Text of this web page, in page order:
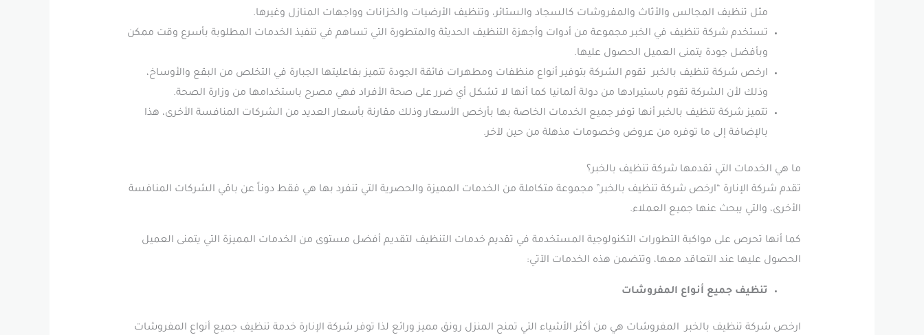
مثل تنظيف المجالس والأثاث والمفروشات كالسجاد والستائر، وتنظيف الأرضيات والخزانات وواجهات المنازل وغيرها.
تستخدم شركة تنظيف في الخبر مجموعة من أدوات وأجهزة التنظيف الحديثة والمتطورة التي تساهم في تنفيذ الخدمات المطلوبة بأسرع وقت ممكن
وبأفضل جودة يتمنى العميل الحصول عليها.
ارخص شركة تنظيف بالخبر تقوم الشركة بتوفير أنواع منظفات ومطهرات فائقة الجودة تتميز بفاعليتها الجبارة في التخلص من البقع والأوساخ،
وذلك لأن الشركة تقوم باستيرادها من دولة ألمانيا كما أنها لا تشكل أي ضرر على صحة الأفراد فهي مصرح باستخدامها من وزارة الصحة.
تتميز شركة تنظيف بالخبر أنها توفر جميع الخدمات الخاصة بها بأرخص الأسعار وذلك مقارنة بأسعار العديد من الشركات المنافسة الأخرى، هذا
بالإضافة إلى ما توفره من عروض وخصومات مذهلة من حين لآخر.
ما هي الخدمات التي تقدمها شركة تنظيف بالخبر؟
تقدم شركة الإنارة “ارخص شركة تنظيف بالخبر” مجموعة متكاملة من الخدمات المميزة والحصرية التي تنفرد بها هي فقط دوناً عن باقي الشركات المنافسة
الأخرى، والتي يبحث عنها جميع العملاء.
كما أنها تحرص على مواكبة التطورات التكنولوجية المستخدمة في تقديم خدمات التنظيف لتقديم أفضل مستوى من الخدمات المميزة التي يتمنى العميل
الحصول عليها عند التعاقد معها، وتتضمن هذه الخدمات الآتي:
تنظيف جميع أنواع المفروشات
ارخص شركة تنظيف بالخبر المفروشات هي من أكثر الأشياء التي تمنح المنزل رونق مميز ورائع لذا توفر شركة الإنارة خدمة تنظيف جميع أنواع المفروشات